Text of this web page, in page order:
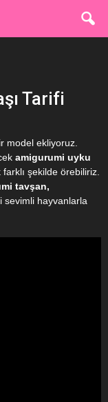
Tarifi
model ekliyoruz.
amigurumi uyku
farklı şekilde örebiliriz.
tavşan,
sevimli hayvanlarla